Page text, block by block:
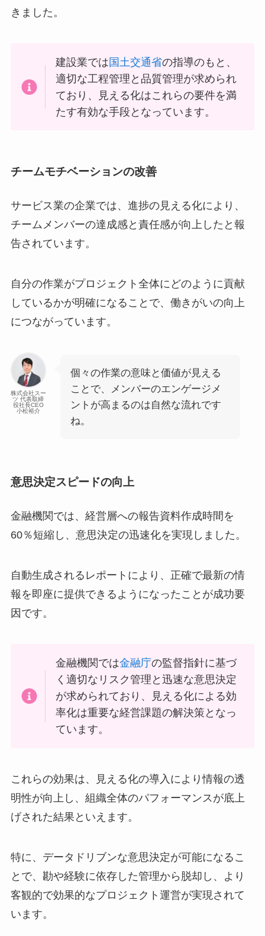
きました。
建設業では国土交通省の指導のもと、
適切な工程管理と品質管理が求められ
ており、見える化はこれらの要件を満
たす有効な手段となっています。
チームモチベーションの改善
サービス業の企業では、進捗の見える化により、
チームメンバーの達成感と責任感が向上したと報
告されています。
自分の作業がプロジェクト全体にどのように貢献
しているかが明確になることで、働きがいの向上
につながっています。
株式会社スー
ツ 代表取締
役社長CEO
小松裕介
個々の作業の意味と価値が見える
ことで、メンバーのエンゲージメ
ントが高まるのは自然な流れです
ね。
意思決定スピードの向上
金融機関では、経営層への報告資料作成時間を
60％短縮し、意思決定の迅速化を実現しました。
自動生成されるレポートにより、正確で最新の情
報を即座に提供できるようになったことが成功要
因です。
金融機関では金融庁の監督指針に基づ
く適切なリスク管理と迅速な意思決定
が求められており、見える化による効
率化は重要な経営課題の解決策となっ
ています。
これらの効果は、見える化の導入により情報の透
明性が向上し、組織全体のパフォーマンスが底上
げされた結果といえます。
特に、データドリブンな意思決定が可能になるこ
とで、勘や経験に依存した管理から脱却し、より
客観的で効果的なプロジェクト運営が実現されて
います。